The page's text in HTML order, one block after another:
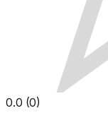
0.0 (0)